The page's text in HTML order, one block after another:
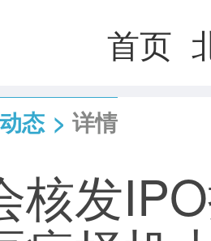
首页
态 > 详情
核发